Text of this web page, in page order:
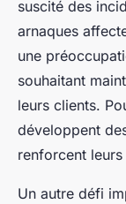
suscité des
arnaques
une
souhaitant
leurs clients.
développent
renforcent
Un autre défi